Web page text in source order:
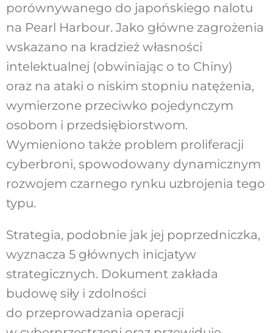
porównywanego do japońskiego nalotu
na Pearl Harbour. Jako główne zagrożenia
wskazano na kradzież własności
intelektualnej (obwiniając o to Chiny)
oraz na ataki o niskim stopniu natężenia,
wymierzone przeciwko pojedynczym
osobom i przedsiębiorstwom.
Wymieniono także problem proliferacji
cyberbroni, spowodowany dynamicznym
rozwojem czarnego rynku uzbrojenia tego
typu.
Strategia, podobnie jak jej poprzedniczka,
wyznacza 5 głównych inicjatyw
strategicznych. Dokument zakłada
budowę siły i zdolności
do przeprowadzania operacji